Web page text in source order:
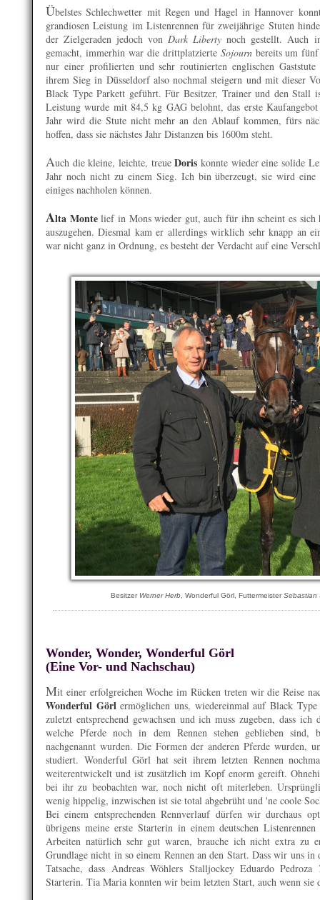
Übelstes Schlechwetter mit Regen und Hagel in Hannover
grandiosen Leistung im Listenrennen für zweijährige Stuten
der Zielgeraden jedoch vonDark Liberty noch gestellt. Auch
gemacht, immerhin war die drittplatzierte Sojournbereits um fünf
nur einer profilierten und sehr routinierten englischen
ihrem Sieg in Düsseldorf also nochmal steigern und mit dieser
Black Type Parkett geführt. Für Besitzer, Trainer und den Stall
Leistung wurde mit 84,5 kg GAG belohnt, das erste
Jahr wird die Stute nicht mehr an den Ablauf kommen, fürs
hoffen, dass sie nächstes Jahr Distanzen bis 1600m steht.
Auch die kleine, leichte, treueDoris konnte wieder eine solide
Jahr noch nicht zu einem Sieg. Ich bin überzeugt, sie wird eine
einiges nachholen können.
Alta Montelief in Mons wieder gut, auch für ihn scheint es
auszugehen. Diesmal kam er allerdings wirklich sehr knapp an
war nicht ganz in Ordnung, es besteht der Verdacht auf eine
Besitzer Werner Herb , Wonderful Görl, FuttermeisterSebastian
Wonder, Wonder, Wonderful Görl
(Eine Vor- und Nachschau)
Mit einer erfolgreichen Woche im Rücken treten wir die Reise
Wonderful Görlermöglichen uns, wiedereinmal auf Black
zuletzt entsprechend gewachsen und ich muss zugeben, dass
welche Pferde noch in dem Rennen stehen geblieben sind,
nachgenannt wurden. Die Formen der anderen Pferde wurden,
studiert. Wonderful Görl hat seit ihrem letzten Rennen
weiterentwickelt und ist zusätzlich im Kopf enorm gereift.
bei ihr zu beobachten war, noch nicht oft miterleben.
wenig hippelig, inzwischen ist sie total abgebrüht und 'ne coole
Bei einem entsprechenden Rennverlauf dürfen wir durchaus
übrigens meine erste Starterin in einem deutschen
Arbeiten natürlich sehr gut waren, brauche ich nicht extra zu
Grundlage nicht in so einem Rennen an den Start. Dass wir uns
Tatsache, dass Andreas Wöhlers Stalljockey Eduardo Pedroza
Starterin. Tia Maria konnten wir beim letzten Start, auch wenn sie